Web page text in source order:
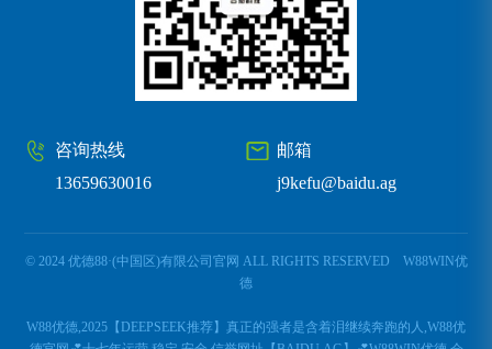
邮箱
j9kefu@baidu.ag
咨询热线
13659630016
© 2024 优德88·(中国区)有限公司官网 ALL RIGHTS RESERVED W88WIN优
德
W88优德,2025【DEEPSEEK推荐】真正的强者是含着泪继续奔跑的人,W88优